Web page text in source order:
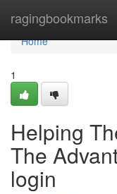
ragingbookmarks
Home
Home
1
Helping
The
login